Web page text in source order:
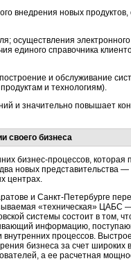
внедрения новых продуктов,
осуществления
единого справочника
и обслуживание
и технологиям).
и значительно повышает
своего бизнеса
бизнес-процессов, которая
новых представительства —
центрах.
и Санкт-Петербурге
«техническая»
системы состоит в том,
информацию,
процессов.
бизнеса за счет
а ее расчетная